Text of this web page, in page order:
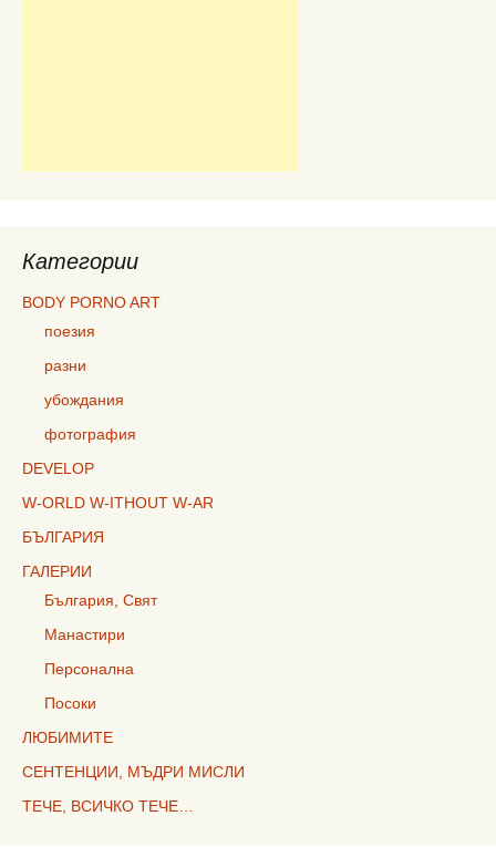
Категории
BODY PORNO ART
поезия
разни
убождания
фотография
DEVELOP
W-ORLD W-ITHOUT W-AR
БЪЛГАРИЯ
ГАЛЕРИИ
България, Свят
Манастири
Персонална
Посоки
ЛЮБИМИТЕ
СЕНТЕНЦИИ, МЪДРИ МИСЛИ
ТЕЧЕ, ВСИЧКО ТЕЧЕ…